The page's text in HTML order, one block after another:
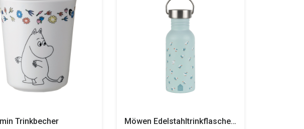
Trinkbecher Möwen Edelstahltrinkflasche 0,5l